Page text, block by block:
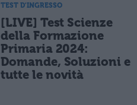
TEST D'INGRESSO
[LIVE] Test Scienze
della Formazione
Primaria 2024:
Domande, Soluzioni e
tutte le novità